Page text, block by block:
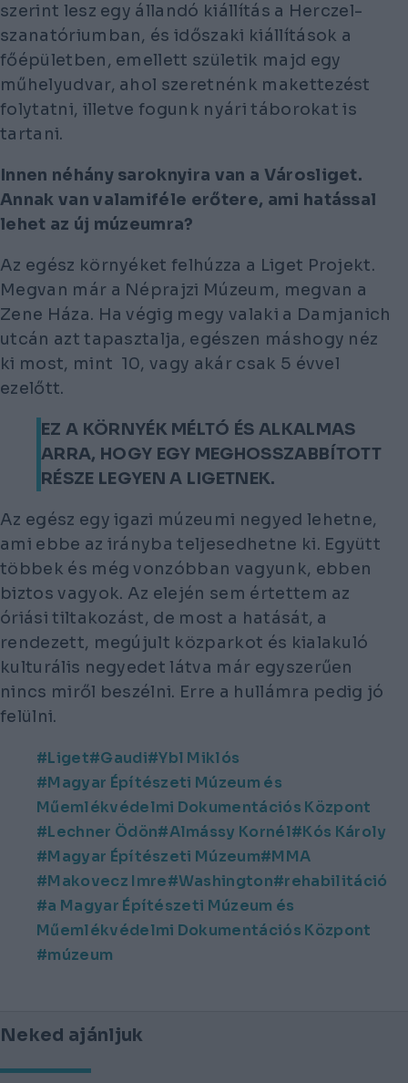
szerint lesz egy állandó kiállítás a Herczel-
szanatóriumban, és időszaki kiállítások a
főépületben, emellett születik majd egy
műhelyudvar, ahol szeretnénk makettezést
folytatni, illetve fogunk nyári táborokat is
tartani.
Innen néhány saroknyira van a Városliget.
Annak van valamiféle erőtere, ami hatással
lehet az új múzeumra?
Az egész környéket felhúzza a Liget Projekt.
Megvan már a Néprajzi Múzeum, megvan a
Zene Háza. Ha végig megy valaki a Damjanich
utcán azt tapasztalja, egészen máshogy néz
ki most, mint 10, vagy akár csak 5 évvel
ezelőtt.
EZ A KÖRNYÉK MÉLTÓ ÉS ALKALMAS
ARRA, HOGY EGY MEGHOSSZABBÍTOTT
RÉSZE LEGYEN A LIGETNEK.
Az egész egy igazi múzeumi negyed lehetne,
ami ebbe az irányba teljesedhetne ki. Együtt
többek és még vonzóbban vagyunk, ebben
biztos vagyok. Az elején sem értettem az
óriási tiltakozást, de most a hatását, a
rendezett, megújult közparkot és kialakuló
kulturális negyedet látva már egyszerűen
nincs miről beszélni. Erre a hullámra pedig jó
felülni.
Liget Gaudi
Ybl Miklós
Magyar Építészeti Múzeum és
Műemlékvédelmi Dokumentációs Központ
Lechner Ödön
Almássy Kornél
Kós Károly
Magyar Építészeti Múzeum
MMA
Makovecz Imre
Washington
rehabilitáció
a Magyar Építészeti Múzeum és
Műemlékvédelmi Dokumentációs Központ
múzeum
Neked ajánljuk